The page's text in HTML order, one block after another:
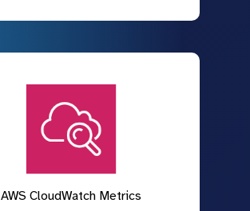
AWS CloudWatch Metrics